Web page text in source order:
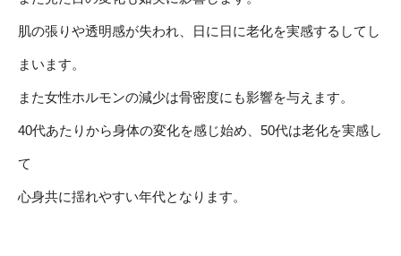
肌の張りや透明感が失われ、日に日に老化を実感するしてし
まいます。
また女性ホルモンの減少は骨密度にも影響を与えます。
40代あたりから身体の変化を感じ始め、50代は老化を実感し
て
心身共に揺れやすい年代となります。